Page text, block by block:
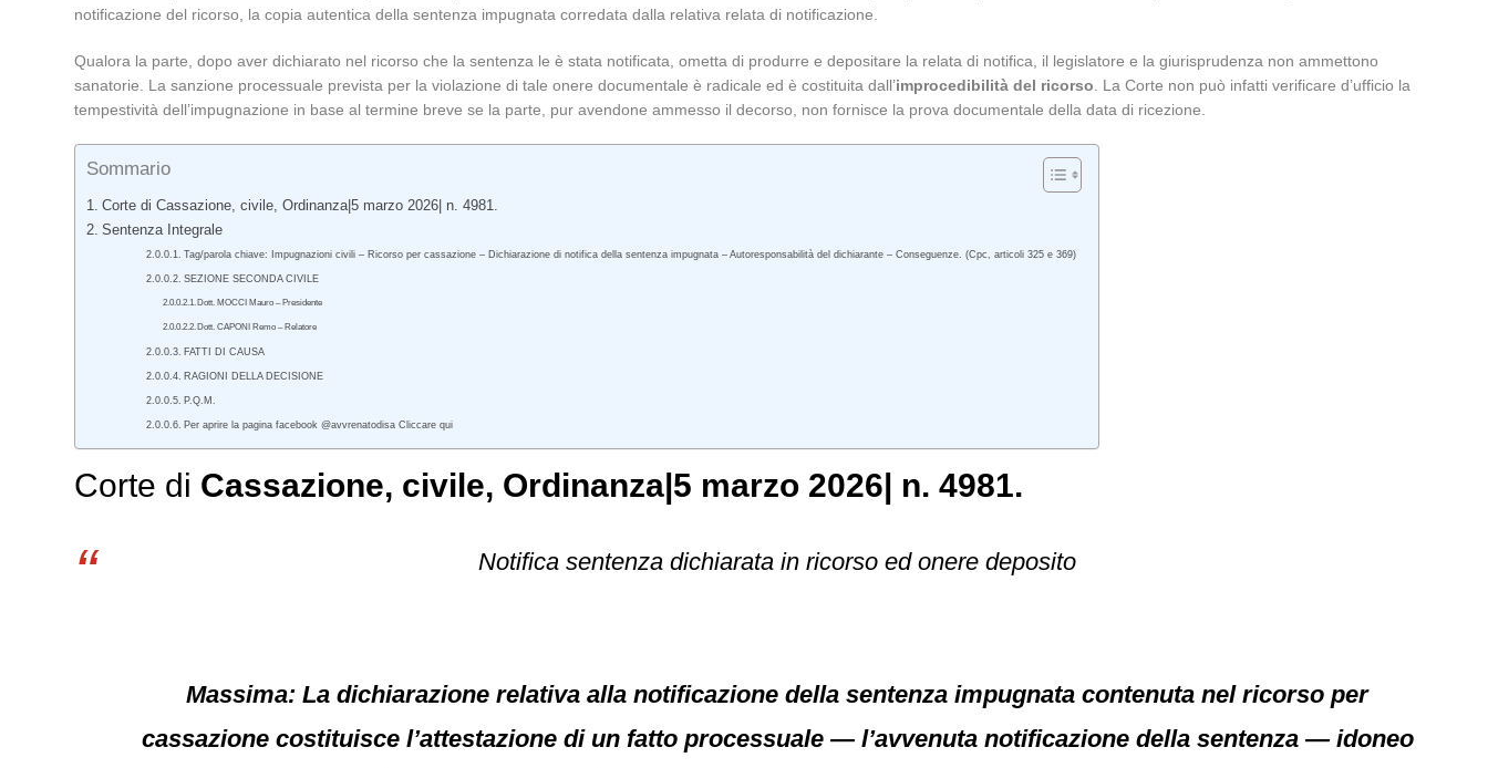
notificazione del ricorso, la copia autentica della sentenza impugnata corredata dalla relativa relata di notificazione.
Qualora la parte, dopo aver dichiarato nel ricorso che la sentenza le è stata notificata, ometta di produrre e depositare la relata di notifica, il legislatore e la giurisprudenza non ammettono
sanatorie. La sanzione processuale prevista per la violazione di tale onere documentale è radicale ed è costituita dall’improcedibilità del ricorso . La Corte non può infatti verificare d’ufficio la
tempestività dell’impugnazione in base al termine breve se la parte, pur avendone ammesso il decorso, non fornisce la prova documentale della data di ricezione.
Sommario
Corte di Cassazione, civile, Ordinanza|5 marzo 2026| n. 4981.
Sentenza Integrale
Tag/parola chiave: Impugnazioni civili – Ricorso per cassazione – Dichiarazione di notifica della sentenza impugnata – Autoresponsabilità del dichiarante – Conseguenze. (Cpc, articoli 325 e 369)
SEZIONE SECONDA CIVILE
Dott. MOCCI Mauro – Presidente
Dott. CAPONI Remo – Relatore
FATTI DI CAUSA
RAGIONI DELLA DECISIONE
P.Q.M.
Per aprire la pagina facebook @avvrenatodisa Cliccare qui
Corte di Cassazione, civile, Ordinanza|5 marzo 2026| n. 4981.
Notifica sentenza dichiarata in ricorso ed onere deposito
Massima: La dichiarazione relativa alla notificazione della sentenza impugnata contenuta nel ricorso per
cassazione costituisce l’attestazione di un fatto processuale — l’avvenuta notificazione della sentenza — idoneo